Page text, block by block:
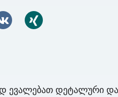
დეტალური და